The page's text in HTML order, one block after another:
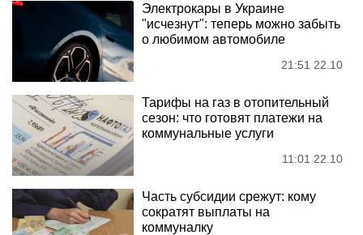
Электрокары в Украине
"исчезнут": теперь можно забыть
о любимом автомобиле
21:51 22.10
Тарифы на газ в отопительный
сезон: что готовят платежи на
коммунальные услуги
11:01 22.10
Часть субсидии срежут: кому
сократят выплаты на
коммуналку